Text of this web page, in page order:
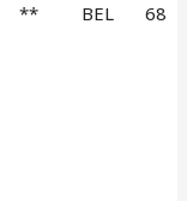
** BEL 68